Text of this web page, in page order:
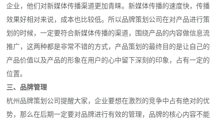
企业，他们对新媒体传播渠道更加青睐。新媒体传播的速度快，传播
效果好相对来说，成本也比较低。所以品牌策划公司在对产品进行策
划的时候，一定要符合新媒体传播的渠道，围绕产品的内容做信息流
推广，这两种都是非常不错的方式，产品策划的最终目的是让自己的
产品价值以及产品的形象在用户的心中留下深刻的印象，占有一定的
位置。
三、品牌管理
杭州品牌策划公司提醒大家，企业要想在激烈的竞争中占有绝对的优
势，那么在后期一定要对品牌进行有效的管理，品牌的核心内容不能